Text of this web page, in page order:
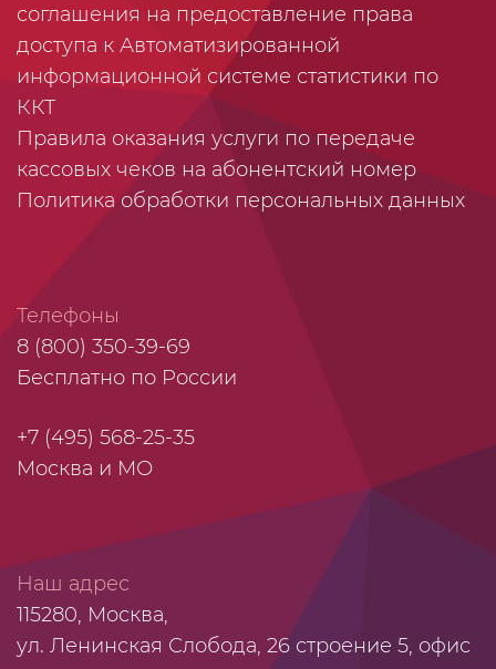
соглашения на предоставление права
доступа к Автоматизированной
информационной системе статистики по
ККТ
Правила оказания услуги по передаче
кассовых чеков на абонентский номер
Политика обработки персональных данных
Телефоны
8 (800) 350-39-69
Бесплатно по России
+7 (495) 568-25-35
Москва и МО
Наш адрес
115280, Москва,
ул. Ленинская Слобода, 26 строение 5, офис